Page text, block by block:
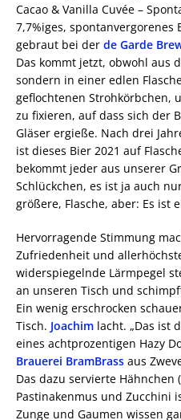
Cacao & Vanilla Cuvée –
7,7%iges, spontanvergorenes
gebraut bei der de Garde
Das kommt jetzt, obwohl aus
sondern in einer edlen
geflochtenen Strohkörbchen,
zu fixieren, auf dass sich der
Gläser ergieße. Nach drei
ist dieses Bier 2021 auf
bekommt jeder aus unserer
Schlückchen, es ist ja auch
größere, Flasche, aber: Es ist
Hervorragende Stimmung
Zufriedenheit und
widerspiegelnde Lärmpegel
an unseren Tisch und
Ein wenig erschrocken
Tisch. Joachim lacht. „Das ist
eines achtprozentigen Hazy
Brauerei BramBrass aus
Das dazu servierte Hähnchen
Pastinakenmus und Zucchini
Zunge und Gaumen wissen